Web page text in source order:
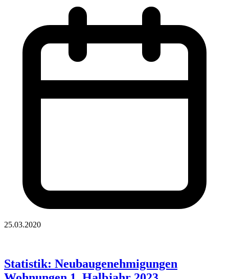
25.03.2020
Statistik: Neubaugenehmigungen